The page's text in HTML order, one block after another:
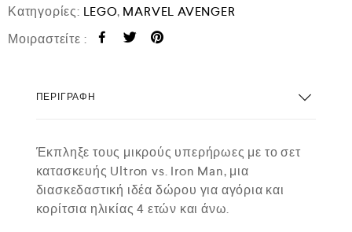
Κατηγορίες: LEGO, MARVEL AVENGER
Μοιραστείτε :
ΠΕΡΙΓΡΑΦΉ
Έκπληξε τους μικρούς υπερήρωες με το σετ
κατασκευής Ultron vs. Iron Man, μια
διασκεδαστική ιδέα δώρου για αγόρια και
κορίτσια ηλικίας 4 ετών και άνω.